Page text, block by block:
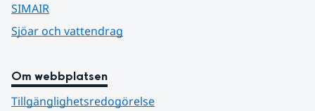
SIMAIR
Sjöar och vattendrag
Om webbplatsen
Tillgänglighetsredogörelse